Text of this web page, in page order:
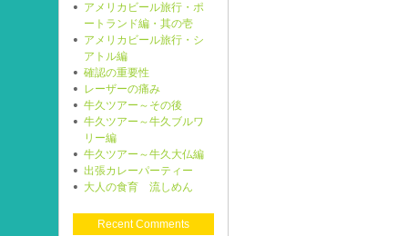
アメリカビール旅行・ポ
ートランド編・其の壱
アメリカビール旅行・シ
アトル編
確認の重要性
レーザーの痛み
牛久ツアー～その後
牛久ツアー～牛久ブルワ
リー編
牛久ツアー～牛久大仏編
出張カレーパーティー
大人の食育 流しめん
Recent Comments